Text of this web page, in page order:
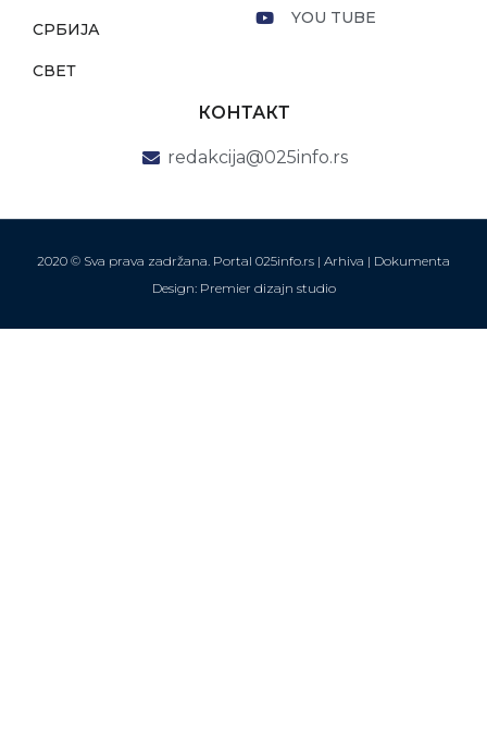
СРБИЈА
СВЕТ
YOU TUBE
КОНТАКТ
redakcija@025info.rs
2020 © Sva prava zadržana. Portal 025info.rs | Arhiva | Dokumenta
Design: Premier dizajn studio